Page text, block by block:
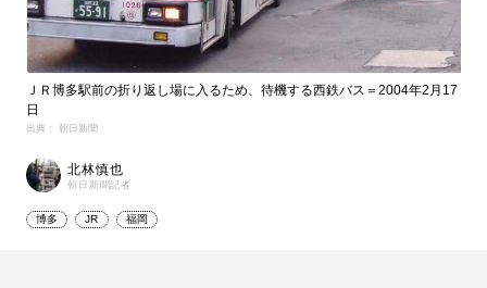
ＪＲ博多駅前の折り返し場に入るため、待機する西鉄バス＝2004年2月17
日
出典： 朝日新聞
北林慎也
朝日新聞記者
博多 JR 福岡